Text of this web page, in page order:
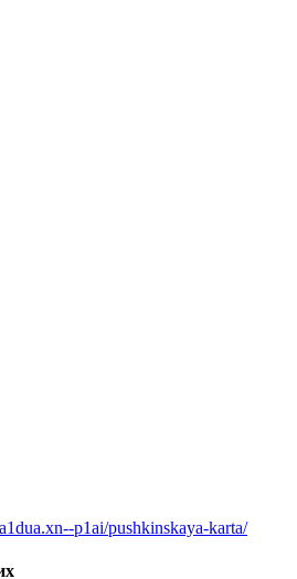
p1ai/pushkinskaya-karta/